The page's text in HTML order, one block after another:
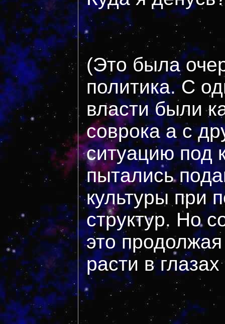
(Это была
политика. С
власти были
соврока а с
ситуацию под
пытались
культуры при
структур. Но
это
расти в